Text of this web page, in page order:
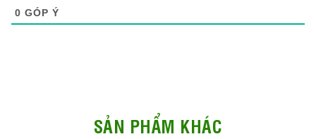
0 GÓP Ý
SẢN PHẨM KHÁC